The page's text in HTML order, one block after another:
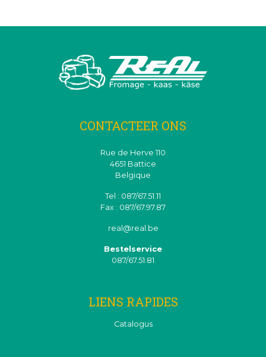
CONTACTEER ONS
Rue de Herve 110
4651 Battice
Belgique
Tel : 087/67.51.11
Fax : 087/67.97.87
real@real.be
Bestelservice
087/67.51.81
LIENS RAPIDES
Catalogus